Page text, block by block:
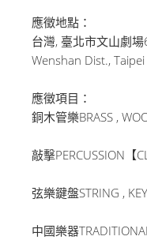
應徵地點：
台灣, 臺北市文山劇
Wenshan Dist.,
應徵項目：
銅木管樂BRASS ,
敲擊PERCUSSION【
弦樂鍵盤STRING ,
中國樂器